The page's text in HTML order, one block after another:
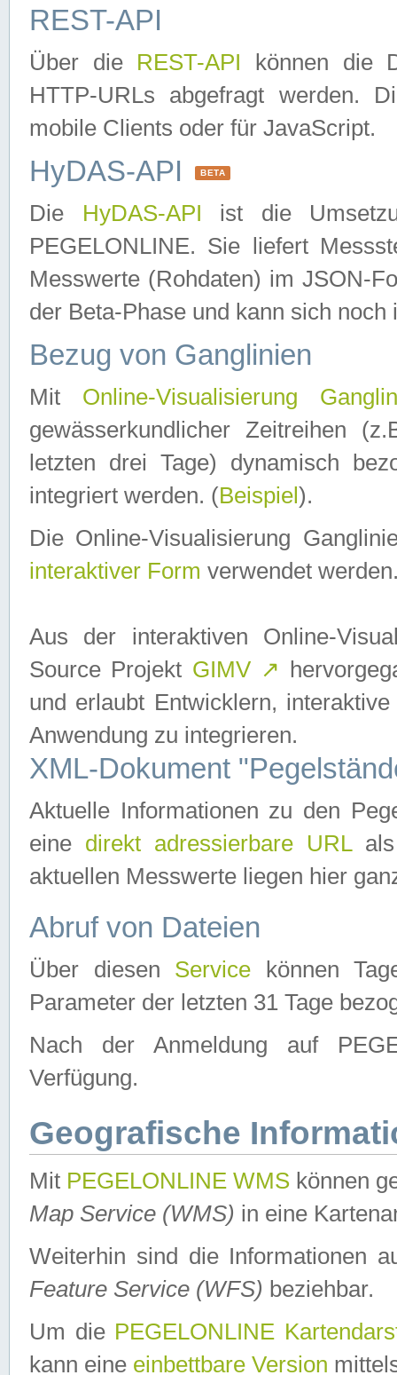
REST-API
Über die REST-API können die
HTTP-URLs abgefragt werden.
mobile Clients oder für JavaScript.
HyDAS-API BETA
Die HyDAS-API ist die
PEGELONLINE. Sie liefert
Messwerte (Rohdaten) im JSON-
der Beta-Phase und kann sich noch
Bezug von Ganglinien
Mit Online-Visualisierung
gewässerkundlicher Zeitreihen
letzten drei Tage) dynamisch
integriert werden. (Beispiel ).
Die Online-Visualisierung
interaktiver Form verwendet
Aus der interaktiven Online-
Source Projekt GIMV ↗
und erlaubt Entwicklern,
Anwendung zu integrieren.
XML-Dokument
Aktuelle Informationen zu den
eine direkt adressierbare URLals
aktuellen Messwerte liegen hier
Abruf von Dateien
Über diesen Service können
Parameter der letzten 31 Tage
Nach der Anmeldung auf
Verfügung.
Geografische
Mit PEGELONLINE WMS können
Map Service (WMS) in eine
Weiterhin sind die Informationen
Feature Service (WFS) beziehbar.
Um die PEGELONLINE
kann eine einbettbare Version